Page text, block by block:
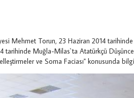
Mehmet Torun, 23 Haziran 2014 tarihinde
tarihinde Muğla-Milas`ta Atatürkçü
ve Soma Faciası" konusunda